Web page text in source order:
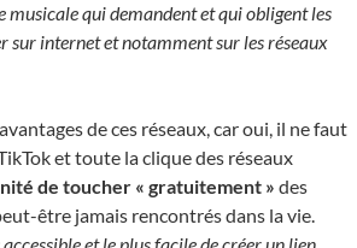
qui demandent et qui obligent les
sur internet et notamment sur les réseaux
de ces réseaux, car oui, il ne faut
et toute la clique des réseaux
de toucher « gratuitement » des
être jamais rencontrés dans la vie.